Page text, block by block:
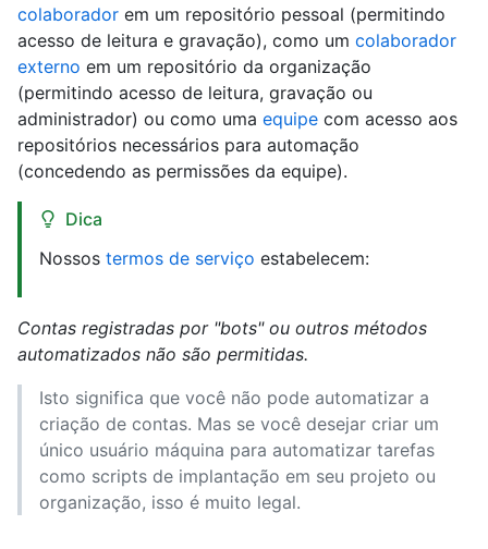
colaborador em um repositório pessoal (permitindo
acesso de leitura e gravação), como um colaborador
externo em um repositório da organização
(permitindo acesso de leitura, gravação ou
administrador) ou como uma equipe com acesso aos
repositórios necessários para automação
(concedendo as permissões da equipe).
Dica
Nossos termos de serviço estabelecem:
Contas registradas por "bots" ou outros métodos
automatizados não são permitidas.
Isto significa que você não pode automatizar a
criação de contas. Mas se você desejar criar um
único usuário máquina para automatizar tarefas
como scripts de implantação em seu projeto ou
organização, isso é muito legal.